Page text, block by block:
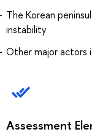
The Korean
instability
Other major actors
Assessment